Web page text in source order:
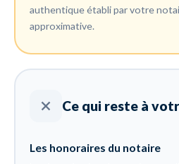
authentique établi par votre
approximative.
Ce qui reste à
Les honoraires du notaire